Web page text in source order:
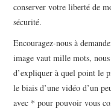
conserver votre liberté de
sécurité.
Encouragez-nous à
image vaut mille mots,
d’expliquer à quel point le
le biais d’une vidéo d’un
avec * pour pouvoir vous